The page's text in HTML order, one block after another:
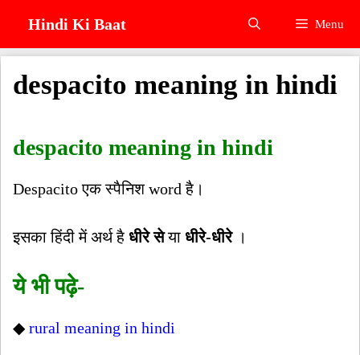
content
Hindi Ki Baat Menu
despacito meaning in hindi
despacito meaning in hindi
Despacito एक स्पैनिश word है।
इसका हिंदी में अर्थ है धीरे सेया धीरे-धीरे।
ये भी पढ़े-
◆rural meaning in hindi